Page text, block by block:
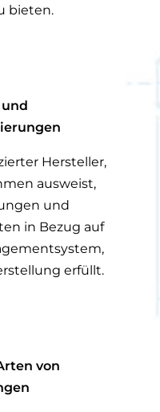
bieten.
Hersteller,
ausweist,
und
in Bezug auf
erfüllt.
von